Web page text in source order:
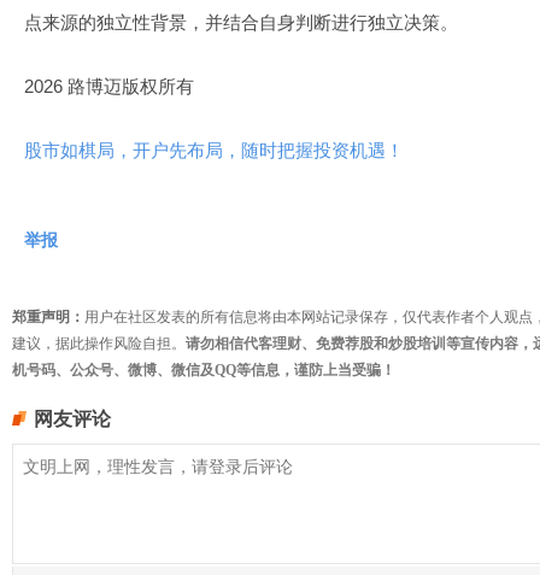
点来源的独立性背景，并结合自身判断进行独立决策。
2026 路博迈版权所有
股市如棋局，开户先布局，随时把握投资机遇！
举报
郑重声明： 用户在社区发表的所有信息将由本网站记录保存，仅代表作者个人观
建议，据此操作风险自担。 请勿相信代客理财、免费荐股和炒股培训等宣传内容
机号码、公众号、微博、微信及QQ等信息，谨防上当受骗！
网友评论